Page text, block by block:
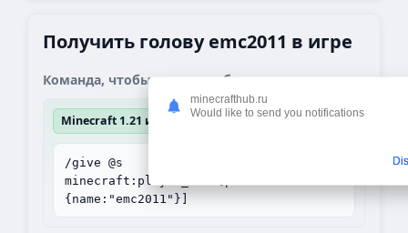
Получить голову emc2011 в игре
Команда, чтобы получить блок:
Minecraft 1.21 и выше
/give @s
minecraft:player_head[profile=
{name:"emc2011"}]
minecrafthub.ru
Would like to send you notifications